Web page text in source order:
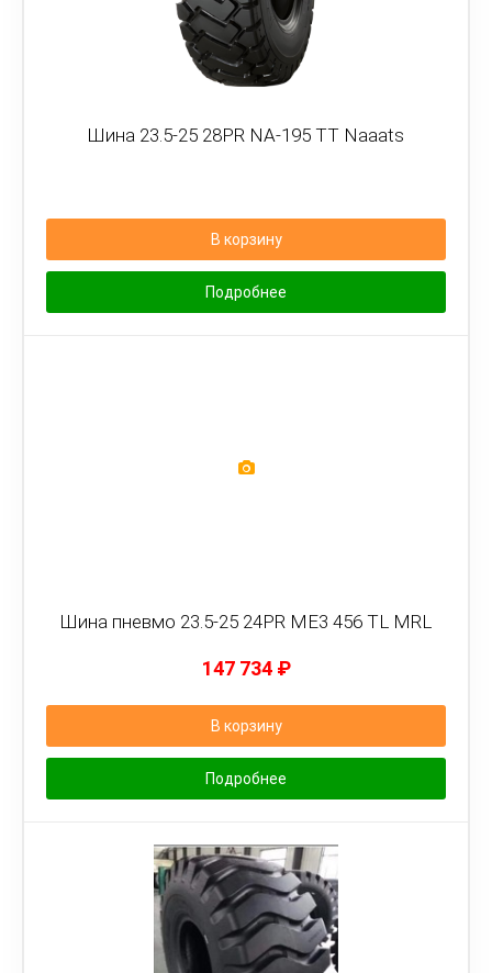
Шина 23.5-25 28PR NA-195 TT Naaats
В корзину
Подробнее
Шина пневмо 23.5-25 24PR ME3 456 TL MRL
147 734 ₽
В корзину
Подробнее